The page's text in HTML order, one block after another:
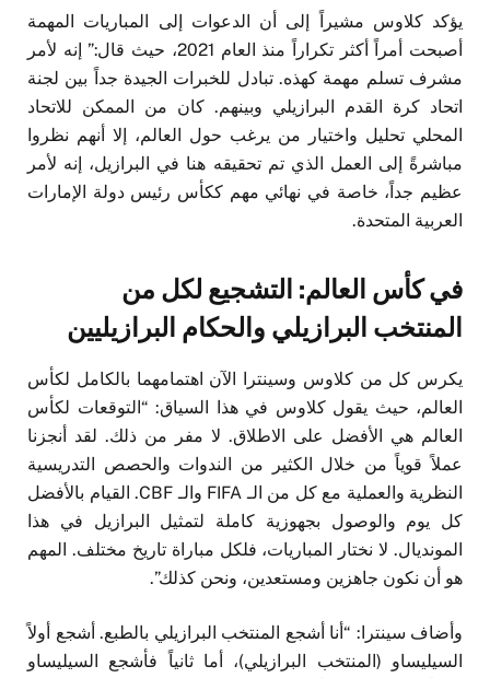
يؤكد كلاوس مشيراً إلى أن الدعوات إلى المباريات المهمة
أصبحت أمراً أكثر تكراراً منذ العام 2021، حيث قال:” إنه لأمر
مشرف تسلم مهمة كهذه. تبادل للخبرات الجيدة جداً بين لجنة
اتحاد كرة القدم البرازيلي وبينهم. كان من الممكن للاتحاد
المحلي تحليل واختيار من يرغب حول العالم، إلا أنهم نظروا
مباشرةً إلى العمل الذي تم تحقيقه هنا في البرازيل، إنه لأمر
عظيم جداً، خاصة في نهائي مهم ككأس رئيس دولة الإمارات
العربية المتحدة.
في كأس العالم: التشجيع لكل من
المنتخب البرازيلي والحكام البرازيليين
يكرس كل من كلاوس وسينترا الآن اهتمامهما بالكامل لكأس
العالم، حيث يقول كلاوس في هذا السياق: “التوقعات لكأس
العالم هي الأفضل على الاطلاق. لا مفر من ذلك. لقد أنجزنا
عملاً قوياً من خلال الكثير من الندوات والحصص التدريسية
النظرية والعملية مع كل من الـ FIFA والـ CBF. القيام بالأفضل
كل يوم والوصول بجهوزية كاملة لتمثيل البرازيل في هذا
المونديال. لا نختار المباريات، فلكل مباراة تاريخ مختلف. المهم
هو أن نكون جاهزين ومستعدين، ونحن كذلك”.
وأضاف سينترا: “أنا أشجع المنتخب البرازيلي بالطبع. أشجع أولاً
السيليساو (المنتخب البرازيلي)، أما ثانياً فأشجع السيليساو